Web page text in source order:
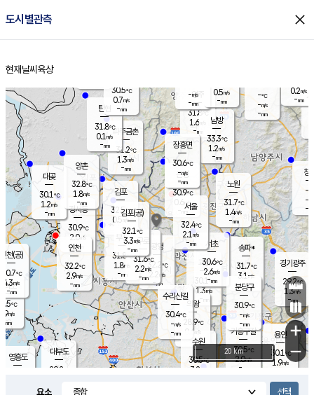
도시별관측 close
홈
현재날씨 육상
의도
℃
m/s
mm
영흥도
양주
31.8℃
1.6
-mm
과천
30.1℃
1.3m/s
- mm
용인
30.1℃
1.9m/s
경기광주
29.2℃
1.3m/s
-mm
대부도
29.2
경서동
30.9℃
2.0m/s
-mm
파주금촌
31.2℃
1.3m/s
-mm
-℃
-m/s
-mm
대곶
30.1℃
1.2m/s
-mm
창
-
-m/
-
탄현
31.8℃
0.1 m/s
-mm
0.2m/s
-mm
의왕
28.9℃
0.6m/s
mm
김포
32.5℃
0.5 m/s
mm
광명
32.2 ℃
2.2 m/s
-mm
부천
31.8℃
1.8m/s
-mm
양촌
32.8℃
1.8m/s
-mm
구로
31.6℃
2.2m/s
-mm
은평
30.9℃
0.6 m/s
- mm
노원
31.7℃
1.4m/s
-mm
송파*
31.7℃
3.1 m/s
-mm
서초
30.6℃
2.6m/s
-mm
남방
33.3℃
1.2m/s
-mm
기흥구갈
30.5℃
2.0m/s
-
수리산길
30.4℃
-m/s
-mm
분당구
30.9℃
-m/s
-mm
장흥면
30.6℃
-m/s
-mm
-m/s
-mm
인천(공)
30.7℃
4.3m/s
-mm
김포(공)
32.1℃
3.3m/s
-mm
수원
30.5℃
3.2 m/s
인천
32.2℃
2.9m/s
-mm
서울
32.4℃
2.1 m/s
-mm
30.5℃
0.7m/s
-mm
0.5m/s
-mm
+
−
20 km
요소